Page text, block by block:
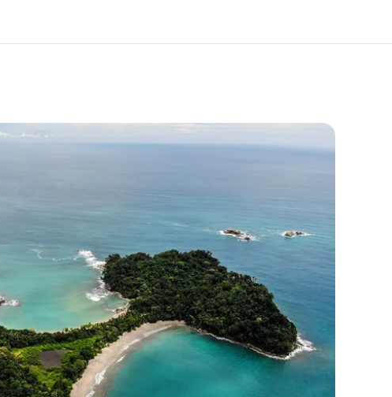
Qui sommes-nous ?